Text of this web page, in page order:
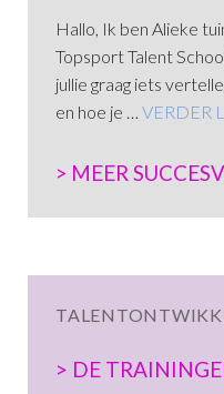
Hallo, Ik ben Alieke
Topsport Talent
jullie graag iets
en hoe je … “ALIEKE
VERDER
MEER
DE